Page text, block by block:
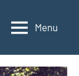
Menu